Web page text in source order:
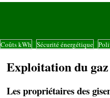
Coûts kWh Sécurité énergétique
Exploitation du gaz
Les propriétaires des